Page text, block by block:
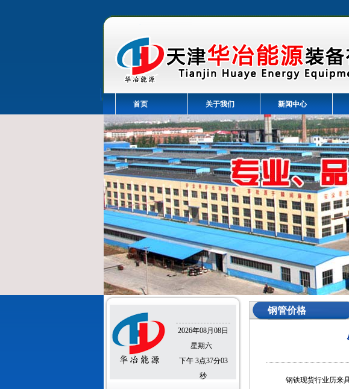
首页 关于我们 新闻中心
2026年08月08日
星期六
下午 3点37分04
秒
钢管价格
钢铁现货行业历来